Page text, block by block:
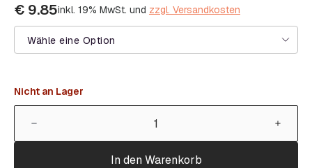
€ 9.85inkl. 19% MwSt. und zzgl. Versandkosten
Wähle eine Option
Nicht an Lager
In den Warenkorb